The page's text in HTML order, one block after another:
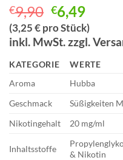
€9,90
Preis
war:
€6,49
Preis
ist:
(3,25 € pro Stück)
inkl. MwSt. zzgl.
KATEGORIE
WERTE
Aroma
Hubba
Geschmack
Süßigkeiten
Nikotingehalt
20 mg/ml
Inhaltsstoffe
& Nikotin